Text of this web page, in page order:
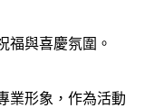
福與喜慶氛圍。
業形象，作為活動